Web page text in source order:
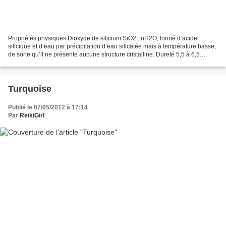
Propriétés physiques Dioxyde de silicium SiO2 . nH2O, formé d’acide
silicique et d’eau par précipitation d’eau silicatée mais à température basse,
de sorte qu’il ne présente aucune structure cristalline. Dureté 5,5 à 6,5.
Turquoise
Publié le 07/05/2012 à 17:14
Par ReikiGirl